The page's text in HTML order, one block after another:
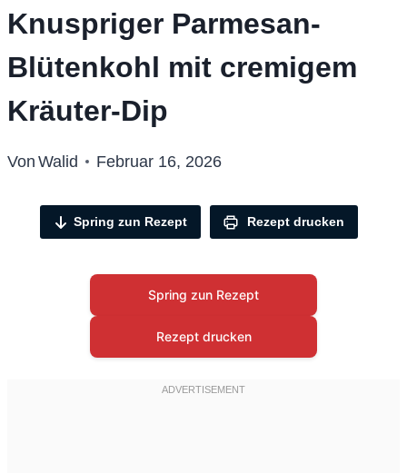
Knuspriger Parmesan-
Blütenkohl mit cremigem
Kräuter-Dip
Von Walid Februar 16, 2026
Spring zun Rezept Rezept drucken
Spring zun Rezept
Rezept drucken